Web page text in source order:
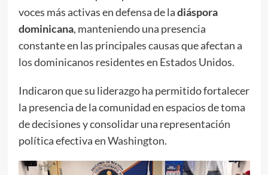
voces más activas en defensa de ladiáspora
dominicana, manteniendo una presencia
constante en las principales causas que afectan a
los dominicanos residentes en Estados Unidos.
Indicaron que su liderazgo ha permitido fortalecer
la presencia de la comunidad en espacios de toma
de decisiones y consolidar una representación
política efectiva en Washington.